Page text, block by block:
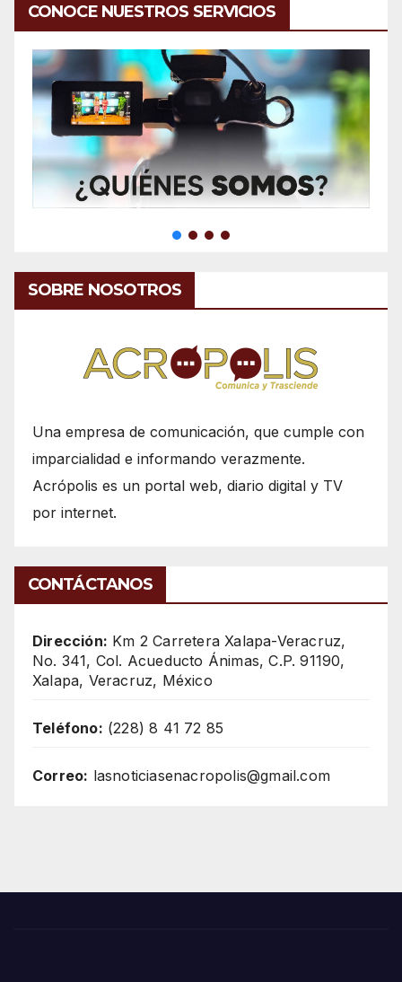
CONOCE NUESTROS SERVICIOS
SOBRE NOSOTROS
Una empresa de comunicación, que cumple con
imparcialidad e informando verazmente.
Acrópolis es un portal web, diario digital y TV
por internet.
CONTÁCTANOS
Dirección: Km 2 Carretera Xalapa-Veracruz,
No. 341, Col. Acueducto Ánimas, C.P. 91190,
Xalapa, Veracruz, México
Teléfono: (228) 8 41 72 85
Correo: lasnoticiasenacropolis@gmail.com